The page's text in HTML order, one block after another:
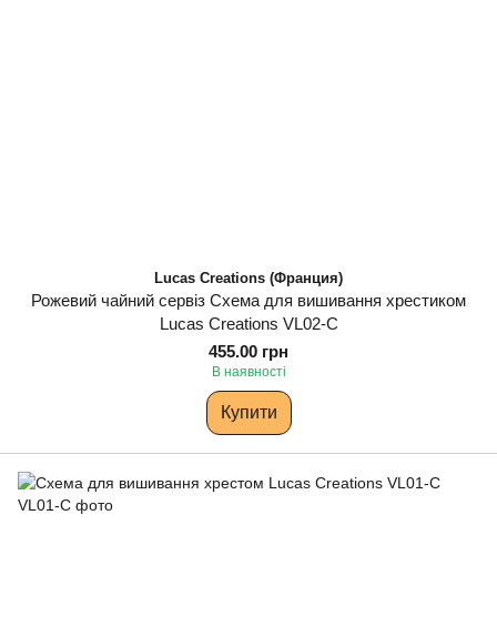
Lucas Creations (Франция)
Рожевий чайний сервіз Схема для вишивання хрестиком
Lucas Creations VL02-C
455.00 грн
В наявності
Купити